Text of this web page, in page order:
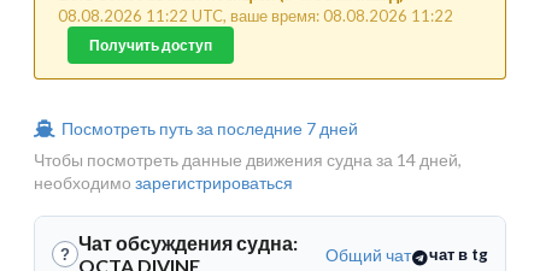
08.08.2026 11:22 UTC, ваше время: 08.08.2026 11:22
Получить доступ
Посмотреть путь за последние 7 дней
Чтобы посмотреть данные движения судна за 14 дней,
необходимо зарегистрироваться
? Чат обсуждения судна:
OCTA DIVINE
Общий чат чат в tg